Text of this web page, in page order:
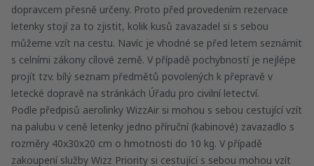
dopravcem přesně určeny. Proto před provedením rezervace
letenky stojí za to zjistit, kolik kusů zavazadel si s sebou
můžeme vzít na cestu. Navíc je vhodné se před letem seznámit
s celními zákony cílové země. V případě pochybností je nejlépe
projít tzv. bílý seznam předmětů povolených k přepravě v
letecké dopravě na stránkách Úřadu pro civilní letectví.
Podle předpisů aerolinky WizzAir si mohou s sebou cestující vzít
na palubu v ceně letenky jedno příruční (kabinové) zavazadlo s
rozměry 40x30x20 cm o hmotnosti do 10 kg. V případě
zakoupení služby Wizz Priority si cestující s sebou mohou vzít